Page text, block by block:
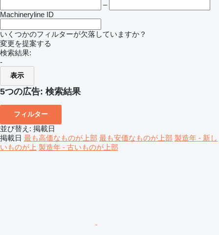
–
Machineryline ID
いくつかのフィルターが欠落していますか？
変更を提案する
検索結果:
-
表示
5つの広告: 検索結果
フィルター
並び替え : 掲載日
掲載日 最も高価なものが上部 最も安価なものが上部 製造年 - 新し
いものが上 製造年 - 古いものが上部